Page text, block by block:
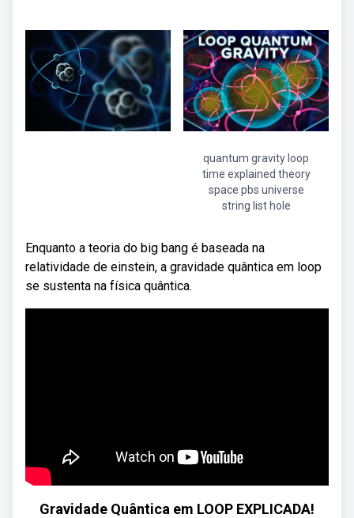
quantum gravity loop
time explained theory
space pbs universe
string list hole
Enquanto a teoria do big bang é baseada na
relatividade de einstein, a gravidade quântica em loop
se sustenta na física quântica.
Gravidade Quântica em LOOP EXPLICADA!